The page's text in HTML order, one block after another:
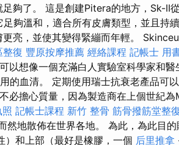
夠了。 這是創建Pitera的地方，Sk-II
夠溫和，適合所有皮膚類型，並且持
亮，並使其變得緊繃而年輕。
整復 豐原按摩推薦 經絡課程 記帳士 用
以想像一個充滿白人實驗室科學家和醫
的血清。 定期使用瑞士抗衰老產品可
必擔心質量，因為製造商在上個世紀為
記帳士課程 新竹 整骨 筋骨撥筋堂整
然地散佈在世界各地。 為此，為此目
和上部（最好是橡膠，一個 后里推拿